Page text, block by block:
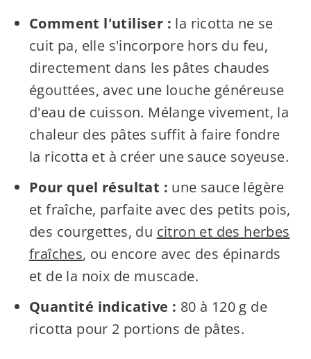
Comment l'utiliser : la ricotta ne se
cuit pa, elle s'incorpore hors du feu,
directement dans les pâtes chaudes
égouttées, avec une louche généreuse
d'eau de cuisson. Mélange vivement, la
chaleur des pâtes suffit à faire fondre
la ricotta et à créer une sauce soyeuse.
Pour quel résultat : une sauce légère
et fraîche, parfaite avec des petits pois,
des courgettes, du citron et des herbes
fraîches, ou encore avec des épinards
et de la noix de muscade.
Quantité indicative : 80 à 120 g de
ricotta pour 2 portions de pâtes.